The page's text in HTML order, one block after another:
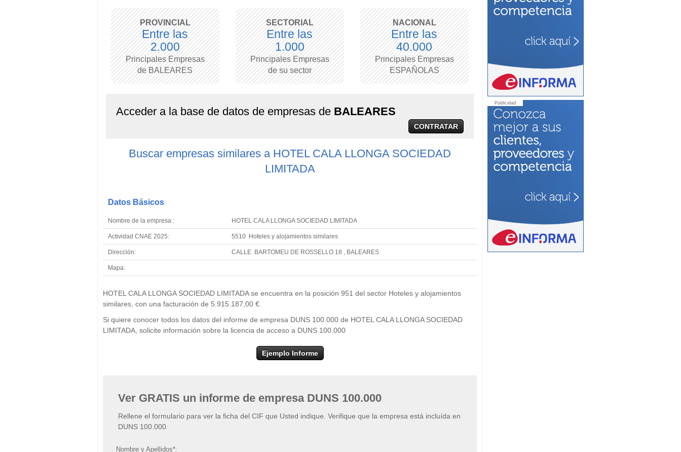
PROVINCIAL
Entre las
2.000
Principales Empresas
de BALEARES
SECTORIAL
Entre las
1.000
Principales Empresas
de su sector
NACIONAL
Entre las
40.000
Principales Empresas
ESPAÑOLAS
Acceder a la base de datos de empresas de BALEARES
CONTRATAR
Buscar empresas similares a HOTEL CALA LLONGA SOCIEDAD
LIMITADA
Datos Básicos
Nombre de la empresa : HOTEL CALA LLONGA SOCIEDAD LIMITADA
Actividad CNAE 2025: 5510 Hoteles y alojamientos similares
Dirección: CALLE BARTOMEU DE ROSSELLO 18 , BALEARES
Mapa:
×
−
HOTEL CALA LLONGA SOCIEDAD LIMITADA se encuentra en la posición 951 del sector Hoteles y alojamientos
similares, con una facturación de 5.915.187,00 €.
Si quiere conocer todos los datos del informe de empresa DUNS 100.000 de HOTEL CALA LLONGA SOCIEDAD
LIMITADA, solicite información sobre la licencia de acceso a DUNS 100.000
Ejemplo Informe
Ver GRATIS un informe de empresa DUNS 100.000
Rellene el formulario para ver la ficha del CIF que Usted indique. Verifique que la empresa está incluída en
DUNS 100.000
Nombre y Apellidos*:
Publicidad